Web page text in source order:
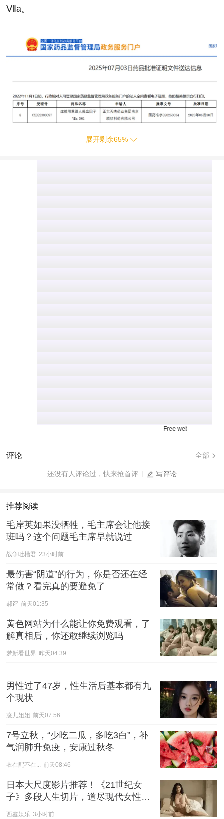
Ⅶa。
展开剩余65%
Free web novels for online
评论 全部
还没有人评论过，快来抢首评 写评论
推荐阅读
毛岸英如果没牺牲，毛主席会让他接
班吗？这个问题毛主席早就说过
战争吐槽君 23小时前
最伤害“阴道”的行为，你是否还在经
常做？看完真的要避免了
郝评 前天01:35
黄色网站为什么能让你免费观看，了
解真相后，你还敢继续浏览吗
梦新看世界 昨天04:39
男性过了47岁，性生活后基本都有九
个现状
凌儿姐姐 前天07:56
7号立秋，“少吃二瓜，多吃3白”，补
气润肺升免疫，安康过秋冬
衣在配不在... 前天08:46
日本大尺度影片推荐！《21世纪女
子》多段人生切片，道尽现代女性的
西鑫娱乐 3小时前